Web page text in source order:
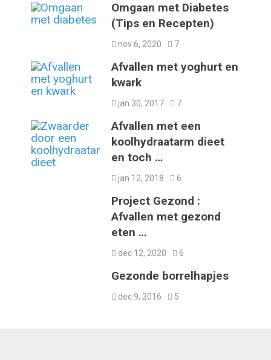
Omgaan met Diabetes
(Tips en Recepten)
nov 6, 2020 7
Afvallen met yoghurt en
kwark
jan 30, 2017 7
Afvallen met een
koolhydraatarm dieet
en toch …
jan 12, 2018 6
Project Gezond :
Afvallen met gezond
eten …
dec 12, 2020 6
Gezonde borrelhapjes
dec 9, 2016 5